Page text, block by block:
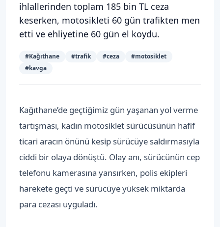
ihlallerinden toplam 185 bin TL ceza
keserken, motosikleti 60 gün trafikten men
etti ve ehliyetine 60 gün el koydu.
#Kağıthane #trafik #ceza #motosiklet
#kavga
Kağıthane’de geçtiğimiz gün yaşanan yol verme
tartışması, kadın motosiklet sürücüsünün hafif
ticari aracın önünü kesip sürücüye saldırmasıyla
ciddi bir olaya dönüştü. Olay anı, sürücünün cep
telefonu kamerasına yansırken, polis ekipleri
harekete geçti ve sürücüye yüksek miktarda
para cezası uyguladı.